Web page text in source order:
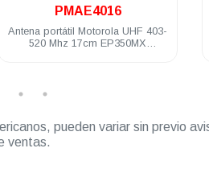
PMAE4016
Antena portátil Motorola UHF 403-
520 Mhz 17cm EP350MX
pueden variar sin previo
ventas.